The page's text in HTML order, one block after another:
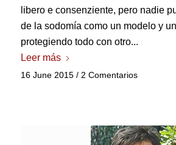
libero e consenziente, pero nadie
de la sodomía como un modelo y
protegiendo todo con otro...
Leer más
16 June 2015 / 2 Comentarios